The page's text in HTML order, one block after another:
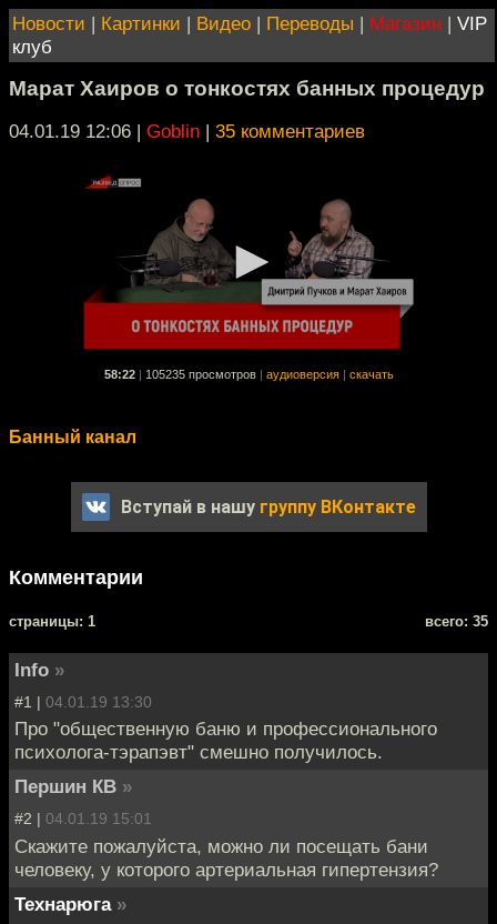
Новости | Картинки | Видео | Переводы | Магазин | VIP
клуб
Марат Хаиров о тонкостях банных процедур
04.01.19 12:06 | Goblin | 35 комментариев
58:22 105235 просмотров аудиоверсия скачать
Банный канал
Вступай в нашу группу ВКонтакте
Комментарии
cтраницы: 1 всего: 35
Info »
#1 | 04.01.19 13:30
Про "общественную баню и профессионального
психолога-тэрапэвт" смешно получилось.
Першин КВ »
#2 | 04.01.19 15:01
Скажите пожалуйста, можно ли посещать бани
человеку, у которого артериальная гипертензия?
Технарюга »